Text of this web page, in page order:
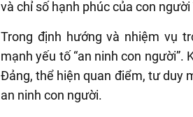
và chỉ số hạnh phúc của con người
Trong định hướng và nhiệm vụ
mạnh yếu tố “an ninh con
Đảng, thể hiện quan điểm, tư duy
an ninh con người.